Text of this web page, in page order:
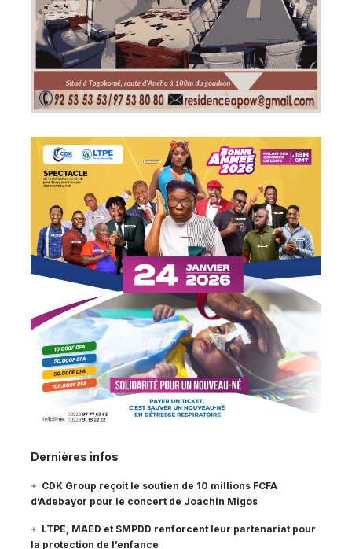
Dernières infos
CDK Group reçoit le soutien de 10 millions FCFA
d’Adebayor pour le concert de Joachin Migos
LTPE, MAED et SMPDD renforcent leur partenariat pour
la protection de l’enfance